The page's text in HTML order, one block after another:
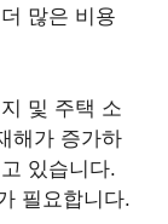
많은 비용
및 주택 소
해가 증가하
있습니다.
필요합니다.